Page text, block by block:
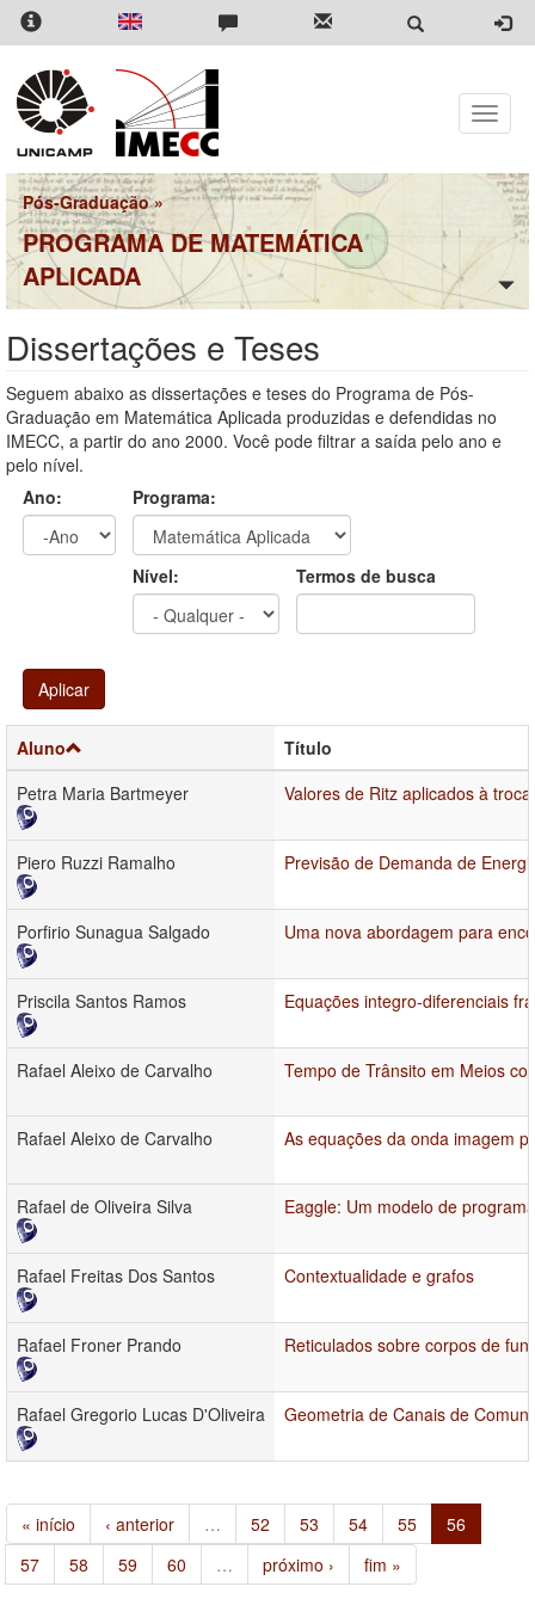
Pular
para
conteúdo
principal
Toggle
Pós-Graduação»
PROGRAMA DE MATEMÁTICA
APLICADA
Dissertações e Teses
Seguem abaixo as dissertações e teses do Programa de Pós-
Graduação em Matemática Aplicada produzidas e defendidas no
IMECC, a partir do ano 2000. Você pode filtrar a saída pelo ano e
pelo nível.
Ano:
Programa:
Nível: Termos de busca
Aplicar
Aluno
Título
Petra Maria Bartmeyer
Valores de Ritz aplicados à
Piero Ruzzi Ramalho Previsão de Demanda de
Porfirio Sunagua Salgado Uma nova abordagem para
Priscila Santos Ramos Equações integro-diferenciais
Rafael Aleixo de Carvalho Tempo de Trânsito em Meios
Rafael Aleixo de Carvalho As equações da onda imagem
Rafael de Oliveira Silva Eaggle: Um modelo de
Rafael Freitas Dos Santos Contextualidade e grafos
Rafael Froner Prando Reticulados sobre corpos de
Rafael Gregorio Lucas D'Oliveira Geometria de Canais de
« início ‹ anterior … 52 53 54 55
56
57
58 59 60 … próximo › fim »